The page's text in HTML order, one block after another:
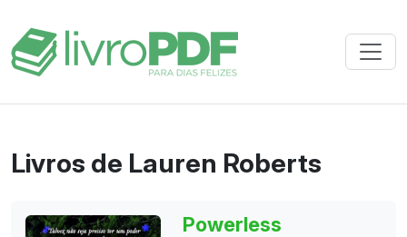
Livros de Lauren Roberts
Powerless